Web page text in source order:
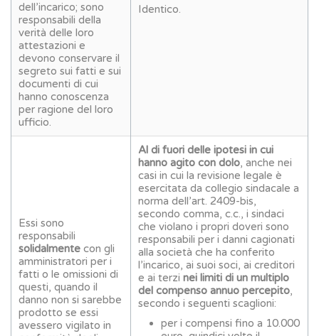
dell’incarico; sono
responsabili della
verità delle loro
attestazioni e
devono conservare il
segreto sui fatti e sui
documenti di cui
hanno conoscenza
per ragione del loro
ufficio.
Identico.
Essi sono
responsabili
solidalmente con gli
amministratori per i
fatti o le omissioni di
questi, quando il
danno non si sarebbe
prodotto se essi
avessero vigilato in
Al di fuori delle ipotesi in cui
hanno agito con dolo, anche nei
casi in cui la revisione legale è
esercitata da collegio sindacale a
norma dell’art. 2409-bis,
secondo comma, c.c., i sindaci
che violano i propri doveri sono
responsabili per i danni cagionati
alla società che ha conferito
l’incarico, ai suoi soci, ai creditori
e ai terzi nei limiti di un multiplo
del compenso annuo percepito,
secondo i seguenti scaglioni:
per i compensi fino a 10.000